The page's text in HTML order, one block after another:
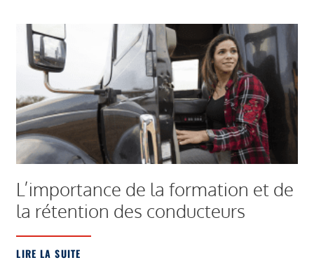
L’importance de la formation et de
la rétention des conducteurs
LIRE LA SUITE